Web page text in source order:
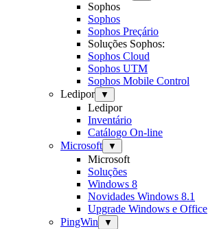
Sophos
Sophos
Sophos Preçário
Soluções Sophos:
Sophos Cloud
Sophos UTM
Sophos Mobile Control
Ledipor
▼
Ledipor
Inventário
Catálogo On-line
Microsoft
▼
Microsoft
Soluções
Windows 8
Novidades Windows 8.1
Upgrade Windows e Office
PingWin
▼